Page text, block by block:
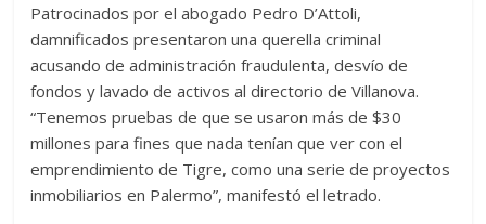
Patrocinados por el abogado Pedro D’Attoli,
damnificados presentaron una querella criminal
acusando de administración fraudulenta, desvío de
fondos y lavado de activos al directorio de Villanova.
“Tenemos pruebas de que se usaron más de $30
millones para fines que nada tenían que ver con el
emprendimiento de Tigre, como una serie de proyectos
inmobiliarios en Palermo”, manifestó el letrado.